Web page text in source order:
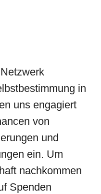
in
uns engagiert
von
und
ein. Um
nachkommen
Spenden